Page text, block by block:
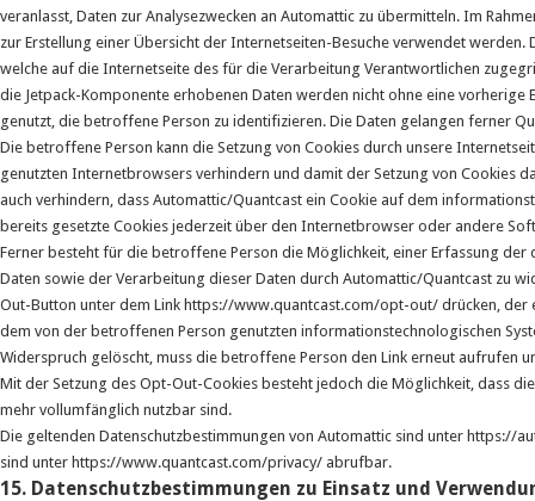
veranlasst, Daten zur Analysezwecken an Automattic zu übermitteln. Im
zur Erstellung einer Übersicht der Internetseiten-Besuche verwendet
welche auf die Internetseite des für die Verarbeitung Verantwortlichen
die Jetpack-Komponente erhobenen Daten werden nicht ohne eine
genutzt, die betroffene Person zu identifizieren. Die Daten gelangen ferner
Die betroffene Person kann die Setzung von Cookies durch unsere
genutzten Internetbrowsers verhindern und damit der Setzung von Cookies
auch verhindern, dass Automattic/Quantcast ein Cookie auf dem
bereits gesetzte Cookies jederzeit über den Internetbrowser oder andere
Ferner besteht für die betroffene Person die Möglichkeit, einer Erfassung
Daten sowie der Verarbeitung dieser Daten durch Automattic/Quantcast zu
Out-Button unter dem Link https://www.quantcast.com/opt-out/ drücken,
dem von der betroffenen Person genutzten informationstechnologischen
Widerspruch gelöscht, muss die betroffene Person den Link erneut aufrufen
Mit der Setzung des Opt-Out-Cookies besteht jedoch die Möglichkeit, dass
mehr vollumfänglich nutzbar sind.
Die geltenden Datenschutzbestimmungen von Automattic sind unter https://
sind unter https://www.quantcast.com/privacy/ abrufbar.
15. Datenschutzbestimmungen zu Einsatz und